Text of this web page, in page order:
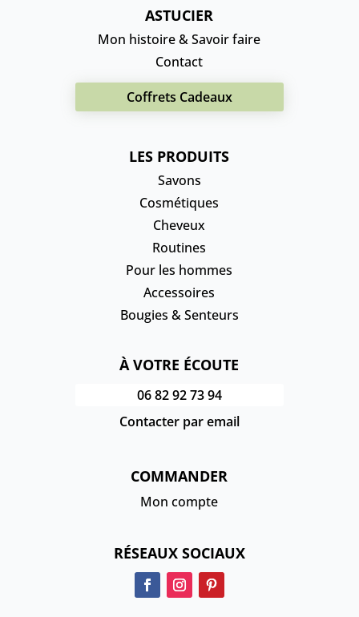
ASTUCIER
Mon histoire & Savoir faire
Contact
Coffrets Cadeaux
LES PRODUITS
Savons
Cosmétiques
Cheveux
Routines
Pour les hommes
Accessoires
Bougies & Senteurs
À VOTRE ÉCOUTE
06 82 92 73 94
Contacter par email
COMMANDER
Mon compte
RÉSEAUX SOCIAUX